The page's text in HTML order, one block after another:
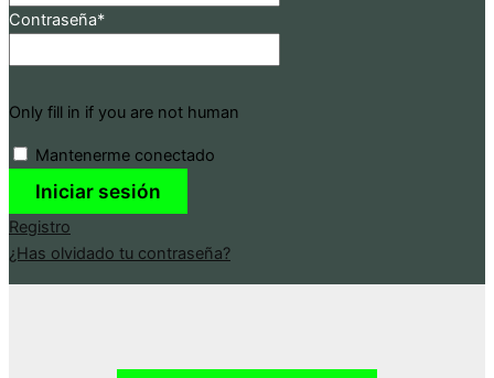
Contraseña*
Only fill in if you are not human
Mantenerme conectado
Registro
¿Has olvidado tu contraseña?